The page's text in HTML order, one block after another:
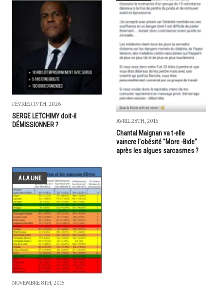
FÉVRIER 19TH, 2026
SERGE LETCHIMY doit-il
DÉMISSIONNER ?
AVRIL 28TH, 2016
Chantal Maignan va t-elle
vaincre l'obésité "More -Bide"
après les algues sarcasmes ?
A LA UNE
NOVEMBRE 8TH, 2015